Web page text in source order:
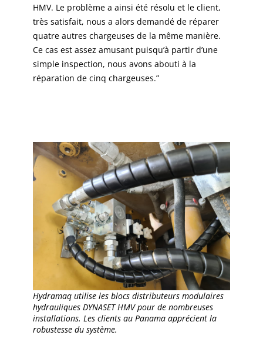
HMV. Le problème a ainsi été résolu et le client,
très satisfait, nous a alors demandé de réparer
quatre autres chargeuses de la même manière.
Ce cas est assez amusant puisqu’à partir d’une
simple inspection, nous avons abouti à la
réparation de cinq chargeuses.”
Hydramaq utilise les blocs distributeurs modulaires
hydrauliques DYNASET HMV pour de nombreuses
installations. Les clients au Panama apprécient la
robustesse du système.